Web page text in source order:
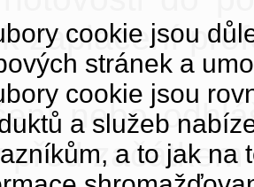
cookie jsou
stránek a
cookie jsou
a služeb
a to jak na
zaplacení
nebo
před začátkem